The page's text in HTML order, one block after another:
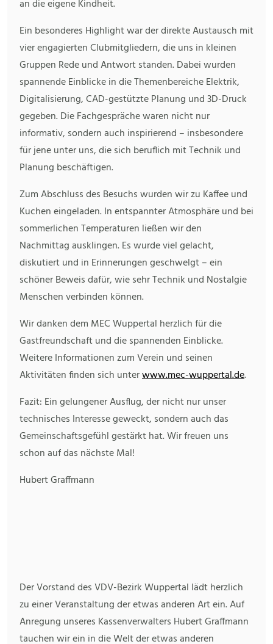
an die eigene Kindheit.
Ein besonderes Highlight war der direkte Austausch mit
vier engagierten Clubmitgliedern, die uns in kleinen
Gruppen Rede und Antwort standen. Dabei wurden
spannende Einblicke in die Themenbereiche Elektrik,
Digitalisierung, CAD-gestützte Planung und 3D-Druck
gegeben. Die Fachgespräche waren nicht nur
informativ, sondern auch inspirierend – insbesondere
für jene unter uns, die sich beruflich mit Technik und
Planung beschäftigen.
Zum Abschluss des Besuchs wurden wir zu Kaffee und
Kuchen eingeladen. In entspannter Atmosphäre und bei
sommerlichen Temperaturen ließen wir den
Nachmittag ausklingen. Es wurde viel gelacht,
diskutiert und in Erinnerungen geschwelgt – ein
schöner Beweis dafür, wie sehr Technik und Nostalgie
Menschen verbinden können.
Wir danken dem MEC Wuppertal herzlich für die
Gastfreundschaft und die spannenden Einblicke.
Weitere Informationen zum Verein und seinen
Aktivitäten finden sich unterwww.mec-wuppertal.de.
Fazit: Ein gelungener Ausflug, der nicht nur unser
technisches Interesse geweckt, sondern auch das
Gemeinschaftsgefühl gestärkt hat. Wir freuen uns
schon auf das nächste Mal!
Hubert Graffmann
Der Vorstand des VDV-Bezirk Wuppertal lädt herzlich
zu einer Veranstaltung der etwas anderen Art ein. Auf
Anregung unseres Kassenverwalters Hubert Graffmann
tauchen wir ein in die Welt der etwas anderen